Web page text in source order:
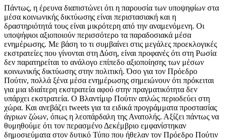
Πάντως, η έρευνα διαπιστώνει ότι η παρουσία των υποψηφίων στα
μέσα κοινωνικής δικτύωσης είναι περιστασιακή και η
δραστηριότητά τους είναι μικρότερη από την αναμενόμενη. Οι
υποψήφιοι αξιοποιούν περισσότερο τα παραδοσιακά μέσα
ενημέρωσης. Με βάση το τι συμβαίνει στις μεγάλες προεκλογικές
εκστρατείες που γίνονται στη Δύση, είναι προφανές ότι στη Ρωσία
δεν παρατηρείται το ανάλογο επίπεδο αξιοποίησης των μέσων
κοινωνικής δικτύωσης στην πολιτική. Όσο για τον Πρόεδρο
Πούτιν, πολλά ξένα μέσα ενημέρωσης σημειώνουν ότι πρόκειται
για μια ιδιαίτερη εκστρατεία αφού στην πραγματικότητα δεν
υπάρχει εκστρατεία. Ο Βλαντίμιρ Πούτιν απλώς περιοδεύει στη
χώρα. Και ανεβάζει tweets για τα ειδικά προγράμματα προστασίας
άγριων ζώων, όπως η λεοπάρδαλη της Ανατολής. Αξίζει πάντως να
θυμηθούμε ότι τον περασμένο Δεκέμβριο εμφανίστηκαν
δημοσιεύματα στον δυτικό Τύπο που ήθελαν τον Πρόεδρο Πούτιν